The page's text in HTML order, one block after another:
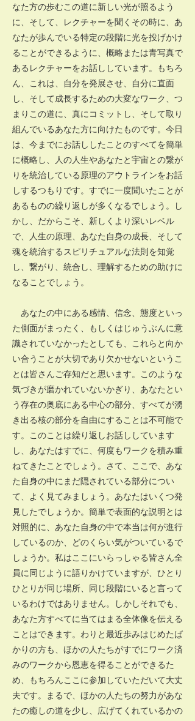
なた方の歩むこの道に新しい光が照るよう
に、そして、レクチャーを聞くその時に、あ
なたが歩んでいる特定の段階に光を投げかけ
ることができるように、概略または青写真で
あるレクチャーをお話ししています。もちろ
ん、これは、自分を発展させ、自分に直面
し、そして成長するための大変なワーク、つ
まりこの道に、真にコミットし、そして取り
組んでいるあなた方に向けたものです。今日
は、今までにお話ししたことのすべてを簡単
に概略し、人の人生やあなたと宇宙との繋が
りを統治している原理のアウトラインをお話
しするつもりです。すでに一度聞いたことが
あるものの繰り返しが多くなるでしょう。し
かし、だからこそ、新しくより深いレベル
で、人生の原理、あなた自身の成長、そして
魂を統治するスピリチュアルな法則を知覚
し、繋がり、統合し、理解するための助けに
なることでしょう。
あなたの中にある感情、信念、態度といっ
た側面がまったく、もしくはじゅうぶんに意
識されていなかったとしても、これらと向か
い合うことが大切であり欠かせないというこ
とは皆さんご存知だと思います。このような
気づきが磨かれていないかぎり、あなたとい
う存在の奥底にある中心の部分、すべてが湧
き出る核の部分を自由にすることは不可能で
す。このことは繰り返しお話ししています
し、あなたはすでに、何度もワークを積み重
ねてきたことでしょう。さて、ここで、あな
た自身の中にまだ隠されている部分につい
て、よく見てみましょう。あなたはいくつ発
見したでしょうか。簡単で表面的な説明とは
対照的に、あなた自身の中で本当は何が進行
しているのか、どのくらい気がついているで
しょうか。私はここにいらっしゃる皆さん全
員に同じように語りかけていますが、ひとり
ひとりが同じ場所、同じ段階にいると言って
いるわけではありません。しかしそれでも、
あなた方すべてに当てはまる全体像を伝える
ことはできます。わりと最近歩みはじめたば
かりの方も、ほかの人たちがすでにワーク済
みのワークから恩恵を得ることができるた
め、もちろんここに参加していただいて大丈
夫です。まるで、ほかの人たちの努力があな
たの癒しの道を少し、広げてくれているかの